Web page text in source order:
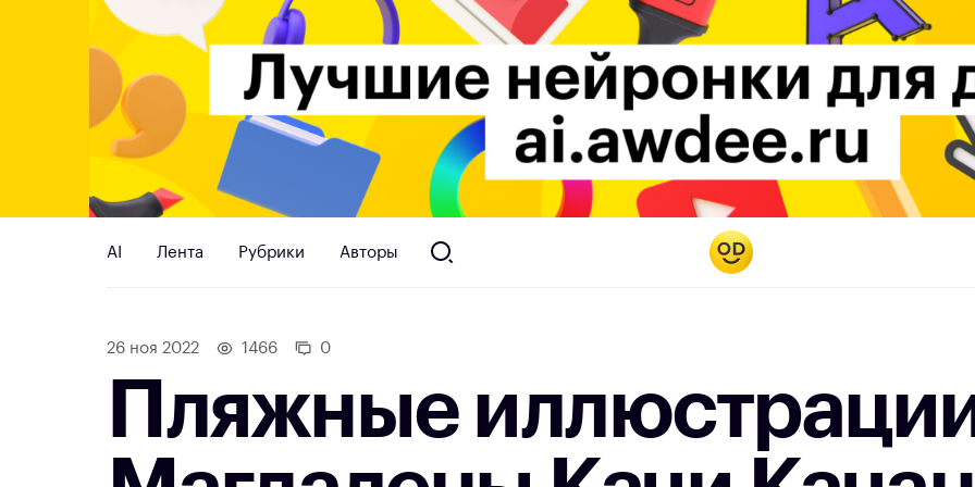
AI Лента Рубрики Авторы
26 ноя 2022 1466 0
Пляжные